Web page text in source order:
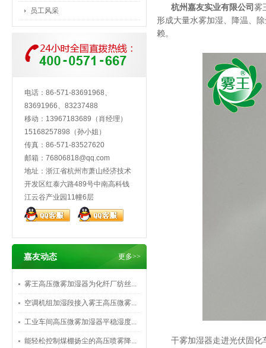
员工风采
电话：86-571-83691968、
83691966、83237488
移动：13967183689（肖经理）
15168257898（孙小姐）
传真：86-571-83527620
邮箱： 76806818@qq.com
地址：浙江省杭州市萧山经济技术
开发区红泰六路489号中南高科钱
江云谷产业园11幢6层
嘉友动态 更多>>
雾王高压微雾加湿器为化纤厂纺丝...
空调机组加湿段接入雾王高压微雾...
工业车间高压微雾加湿器平稳湿度...
能轻松控制煤棚扬尘的高压喷雾降...
杭州嘉友实业有限公司雾
形成大量水雾加湿、降温、
赖。
干雾加湿器走进光伏固